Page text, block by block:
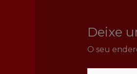
Deixe
O seu